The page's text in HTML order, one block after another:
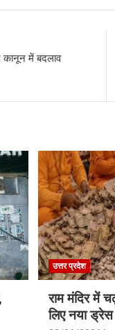
में बदलाव
उत्तर प्रदेश
राम मंदिर में
लिए नया ड्रेस